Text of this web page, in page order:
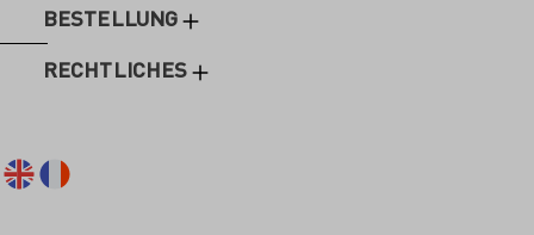
BESTELLUNG
RECHTLICHES